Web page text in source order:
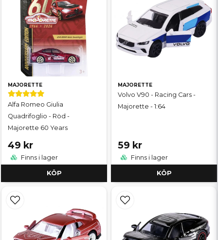
MAJORETTE
Alfa Romeo Giulia
Quadrifoglio - Röd -
Majorette 60 Years
49 kr
Finns i lager
KÖP
MAJORETTE
Volvo V90 - Racing Cars -
Majorette - 1:64
59 kr
Finns i lager
KÖP